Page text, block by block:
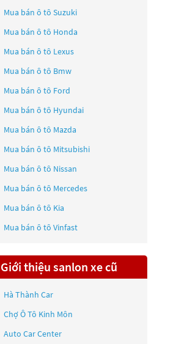
Mua bán ô tô Suzuki
Mua bán ô tô Honda
Mua bán ô tô Lexus
Mua bán ô tô Bmw
Mua bán ô tô Ford
Mua bán ô tô Hyundai
Mua bán ô tô Mazda
Mua bán ô tô Mitsubishi
Mua bán ô tô Nissan
Mua bán ô tô Mercedes
Mua bán ô tô Kia
Mua bán ô tô Vinfast
Giới thiệu sanlon xe cũ
Hà Thành Car
Chợ Ô Tô Kinh Môn
Auto Car Center